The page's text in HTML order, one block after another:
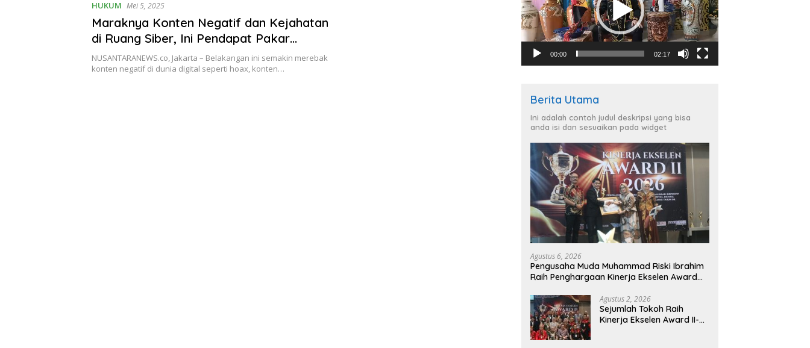
HUKUM Mei 5, 2025
Maraknya Konten Negatif dan Kejahatan
di Ruang Siber, Ini Pendapat Pakar
Hukum Dr. Suriyanto
NUSANTARANEWS.co, Jakarta – Belakangan ini semakin merebak
konten negatif di dunia digital seperti hoax, konten…
00:00 02:17
Berita Utama
Ini adalah contoh judul deskripsi yang bisa
anda isi dan sesuaikan pada widget
Agustus 6, 2026
Pengusaha Muda Muhammad Riski Ibrahim
Raih Penghargaan Kinerja Ekselen Award
Agustus 2, 2026
Sejumlah Tokoh Raih
Kinerja Ekselen Award II-